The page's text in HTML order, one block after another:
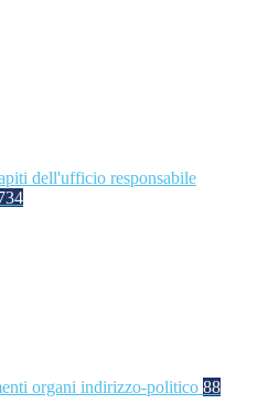
dell'ufficio responsabile
organi indirizzo-politico 88